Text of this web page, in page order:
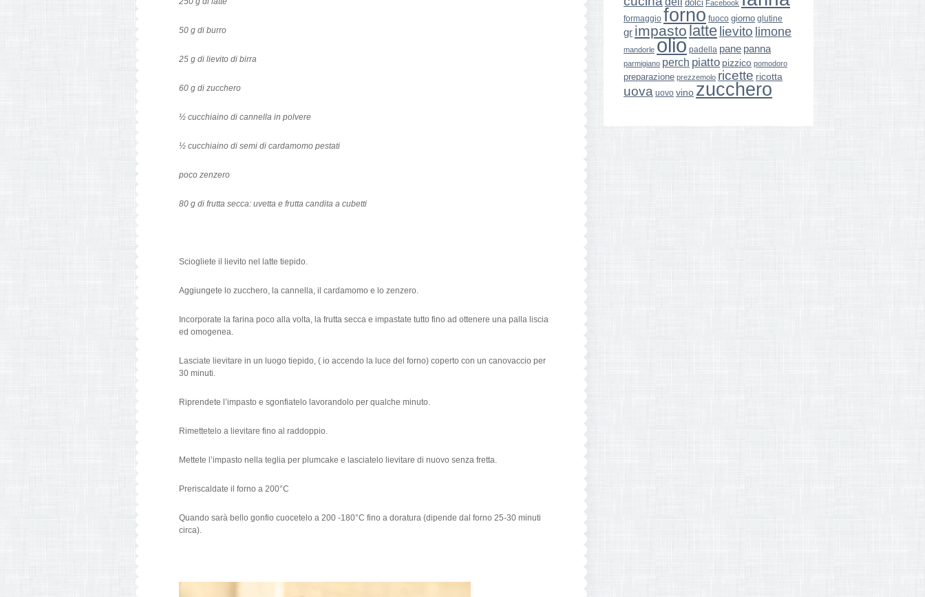
50 g di burro
25 g di lievito di birra
60 g di zucchero
½ cucchiaino di cannella in polvere
½ cucchiaino di semi di cardamomo pestati
poco zenzero
80 g di frutta secca: uvetta e frutta candita a cubetti
Sciogliete il lievito nel latte tiepido.
Aggiungete lo zucchero, la cannella, il cardamomo e lo zenzero.
Incorporate la farina poco alla volta, la frutta secca e impastate tutto fino ad ottenere una palla liscia
ed omogenea.
Lasciate lievitare in un luogo tiepido, ( io accendo la luce del forno) coperto con un canovaccio per
30 minuti.
Riprendete l’impasto e sgonfiatelo lavorandolo per qualche minuto.
Rimettetelo a lievitare fino al raddoppio.
Mettete l’impasto nella teglia per plumcake e lasciatelo lievitare di nuovo senza fretta.
Preriscaldate il forno a 200°C
Quando sarà bello gonfio cuocetelo a 200 -180°C fino a doratura (dipende dal forno 25-30 minuti
circa).
dolci Facebook
formaggio forno fuoco giorno glutine
gr impasto latte lievito limone
mandorle olio padella pane panna
parmigiano perch piatto pizzico pomodoro
preparazione prezzemolo ricette ricotta
uova uovo vino zucchero